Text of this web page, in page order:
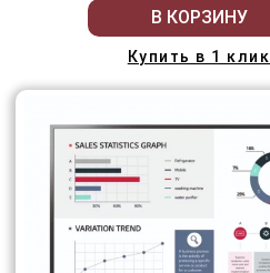
В КОРЗИНУ
Купить в 1 клик